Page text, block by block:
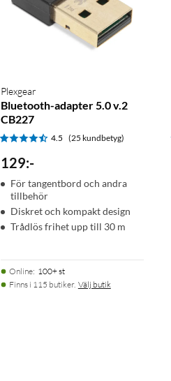
Plexgear
Bluetooth-adapter 5.0 v.2
CB227
4.5 (25 kundbetyg)
129:-
För tangentbord och andra
tillbehör
Diskret och kompakt design
Trådlös frihet upp till 30 m
Online: 100+ st
Finns i 115 butiker. Välj butik